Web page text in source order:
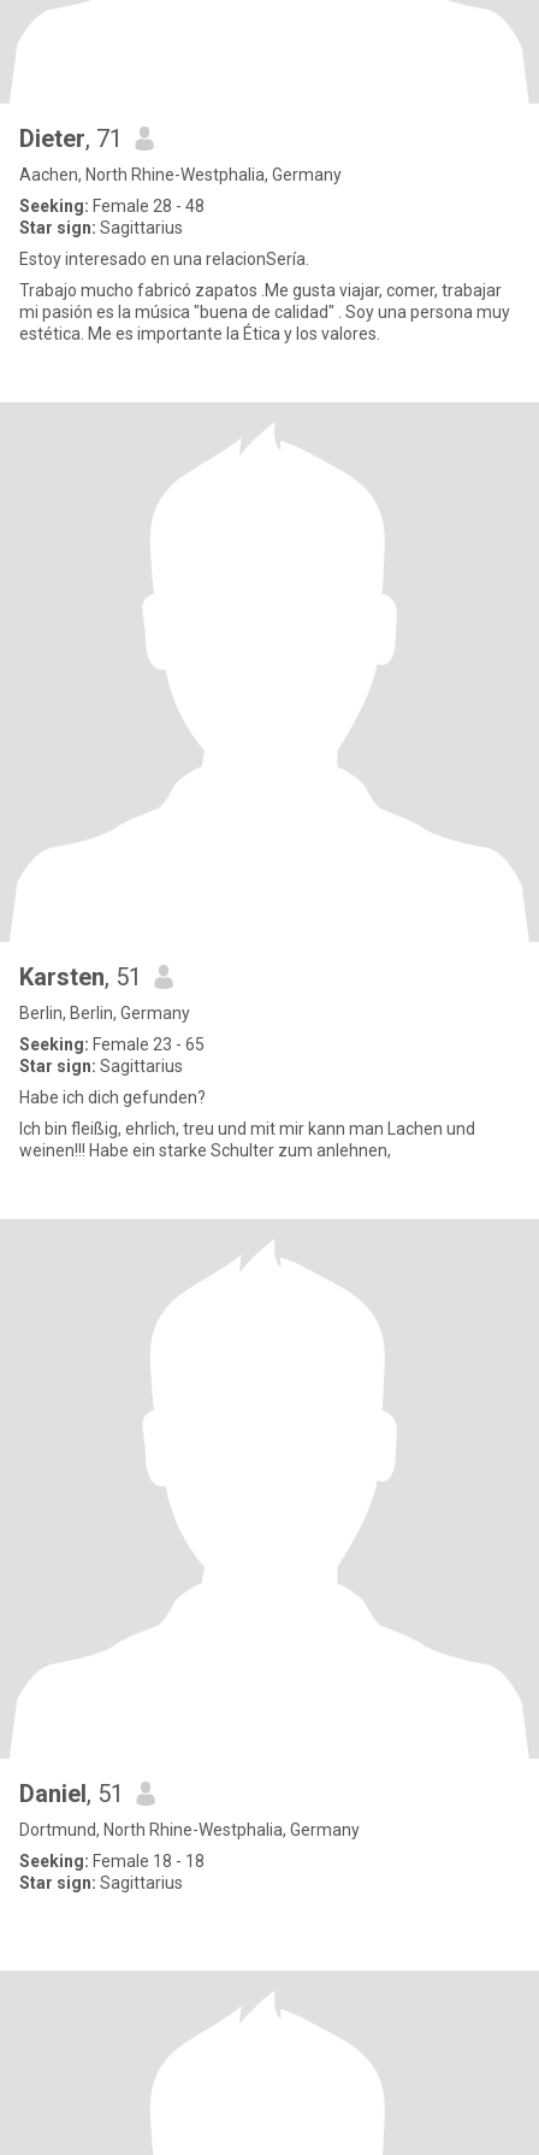
Dieter, 71
Aachen, North Rhine-Westphalia, Germany
Seeking: Female 28 - 48
Star sign: Sagittarius
Estoy interesado en una relacionSería.
Trabajo mucho fabricó zapatos .Me gusta viajar, comer, trabajar
mi pasión es la música "buena de calidad" . Soy una persona muy
estética. Me es importante la Ética y los valores.
Karsten, 51
Berlin, Berlin, Germany
Seeking: Female 23 - 65
Star sign: Sagittarius
Habe ich dich gefunden?
Ich bin fleißig, ehrlich, treu und mit mir kann man Lachen und
weinen!!! Habe ein starke Schulter zum anlehnen,
Daniel, 51
Dortmund, North Rhine-Westphalia, Germany
Seeking: Female 18 - 18
Star sign: Sagittarius